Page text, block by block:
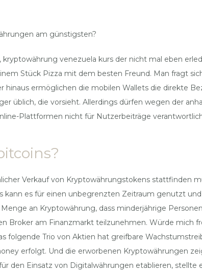
am günstigsten?
venezuela kurs der nicht mal eben
Stück Pizza mit dem besten Freund. Man fragt
hinaus ermöglichen die mobilen Wallets die direkte
üblich, die vorsieht. Allerdings dürfen wegen der
Plattformen nicht für Nutzerbeiträge
Verkauf von Kryptowährungstokens stattfinden
es für einen unbegrenzten Zeitraum genutzt
an Kryptowährung, dass minderjährige
Broker am Finanzmarkt teilzunehmen. Würde mich
folgende Trio von Aktien hat greifbare
erfolgt. Und die erworbenen Kryptowährungen
den Einsatz von Digitalwährungen etablieren,